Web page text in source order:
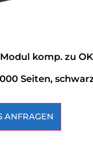
komp. zu
Seiten,
ANFRAGEN